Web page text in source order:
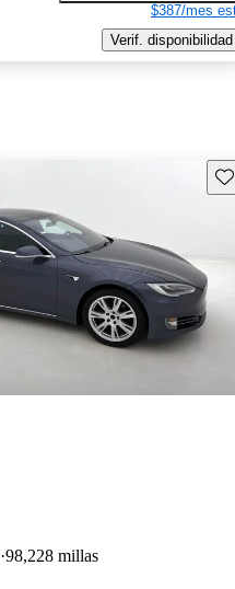
$387/mes
Verif. disponibilidad
98,228 millas